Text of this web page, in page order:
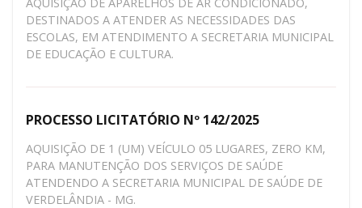
DESTINADOS A ATENDER AS NECESSIDADES DAS
ESCOLAS, EM ATENDIMENTO A SECRETARIA MUNICIPAL
DE EDUCAÇÃO E CULTURA.
PROCESSO LICITATÓRIO Nº 142/2025
AQUISIÇÃO DE 1 (UM) VEÍCULO 05 LUGARES, ZERO KM,
PARA MANUTENÇÃO DOS SERVIÇOS DE SAÚDE
ATENDENDO A SECRETARIA MUNICIPAL DE SAÚDE DE
VERDELÂNDIA - MG.